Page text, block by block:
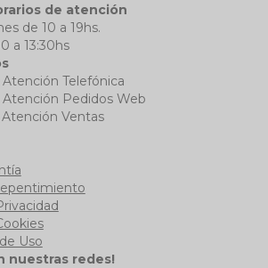
de atención
de 10 a 19hs.
a 13:30hs
Atención Telefónica
Atención Pedidos Web
Ventas
Uso
nuestras redes!